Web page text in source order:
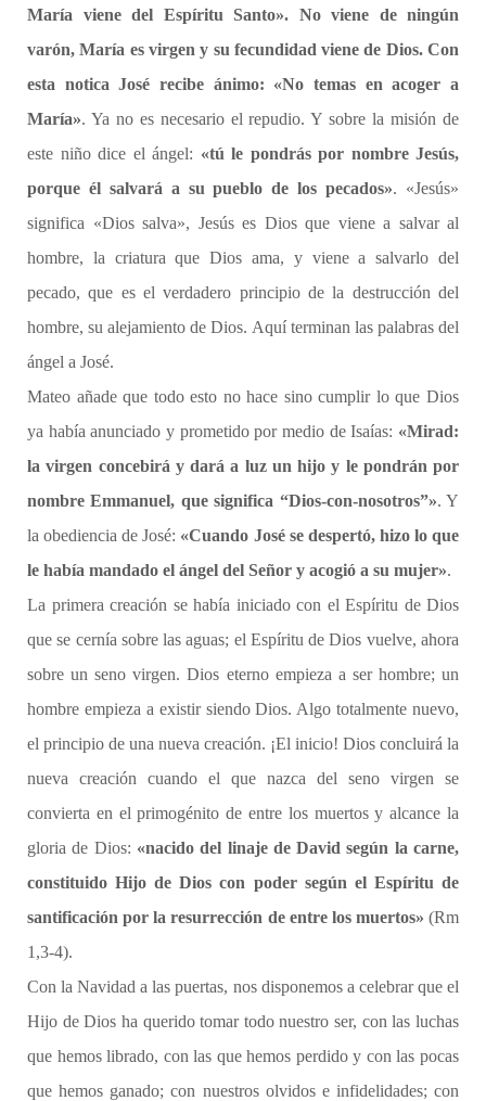
María viene del Espíritu Santo». No viene de ningún
varón, María es virgen y su fecundidad viene de Dios. Con
esta notica José recibe ánimo: «No temas en acoger a
María». Ya no es necesario el repudio. Y sobre la misión de
este niño dice el ángel: «tú le pondrás por nombre Jesús,
porque él salvará a su pueblo de los pecados». «Jesús»
significa «Dios salva», Jesús es Dios que viene a salvar al
hombre, la criatura que Dios ama, y viene a salvarlo del
pecado, que es el verdadero principio de la destrucción del
hombre, su alejamiento de Dios. Aquí terminan las palabras del
ángel a José.
Mateo añade que todo esto no hace sino cumplir lo que Dios
ya había anunciado y prometido por medio de Isaías: «Mirad:
la virgen concebirá y dará a luz un hijo y le pondrán por
nombre Emmanuel, que significa “Dios-con-nosotros”». Y
la obediencia de José: «Cuando José se despertó, hizo lo que
le había mandado el ángel del Señor y acogió a su mujer».
La primera creación se había iniciado con el Espíritu de Dios
que se cernía sobre las aguas; el Espíritu de Dios vuelve, ahora
sobre un seno virgen. Dios eterno empieza a ser hombre; un
hombre empieza a existir siendo Dios. Algo totalmente nuevo,
el principio de una nueva creación. ¡El inicio! Dios concluirá la
nueva creación cuando el que nazca del seno virgen se
convierta en el primogénito de entre los muertos y alcance la
gloria de Dios: «nacido del linaje de David según la carne,
constituido Hijo de Dios con poder según el Espíritu de
santificación por la resurrección de entre los muertos» (Rm
1,3-4).
Con la Navidad a las puertas, nos disponemos a celebrar que el
Hijo de Dios ha querido tomar todo nuestro ser, con las luchas
que hemos librado, con las que hemos perdido y con las pocas
que hemos ganado; con nuestros olvidos e infidelidades; con